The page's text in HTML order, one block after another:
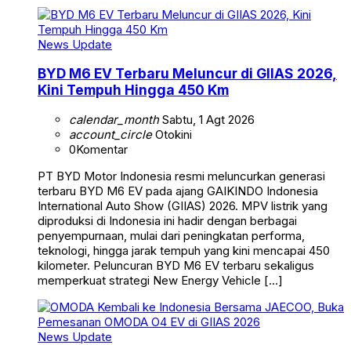
News Update
BYD M6 EV Terbaru Meluncur di GIIAS 2026,
Kini Tempuh Hingga 450 Km
calendar_monthSabtu, 1 Agt 2026
account_circleOtokini
0Komentar
PT BYD Motor Indonesia resmi meluncurkan generasi
terbaru BYD M6 EV pada ajang GAIKINDO Indonesia
International Auto Show (GIIAS) 2026. MPV listrik yang
diproduksi di Indonesia ini hadir dengan berbagai
penyempurnaan, mulai dari peningkatan performa,
teknologi, hingga jarak tempuh yang kini mencapai 450
kilometer. Peluncuran BYD M6 EV terbaru sekaligus
memperkuat strategi New Energy Vehicle […]
News Update